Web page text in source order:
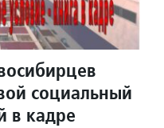
социальный
в кадре